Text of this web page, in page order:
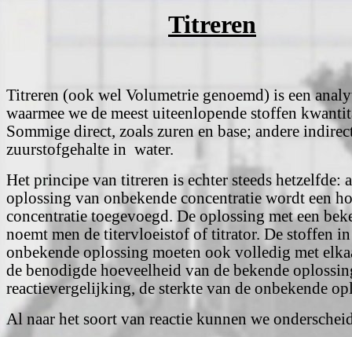
Titreren
Titreren (ook wel Volumetrie genoemd) is een
waarmee we de meest uiteenlopende stoffen
Sommige direct, zoals zuren en base; andere
zuurstofgehalte in water.
Het principe van titreren is echter steeds hetzelfde:
oplossing van onbekende concentratie wordt een
concentratie toegevoegd. De oplossing met een
noemt men de titervloeistof of titrator. De stoffen in
onbekende oplossing moeten ook volledig met
de benodigde hoeveelheid van de bekende
reactievergelijking, de sterkte van de onbekende
Al naar het soort van reactie kunnen we